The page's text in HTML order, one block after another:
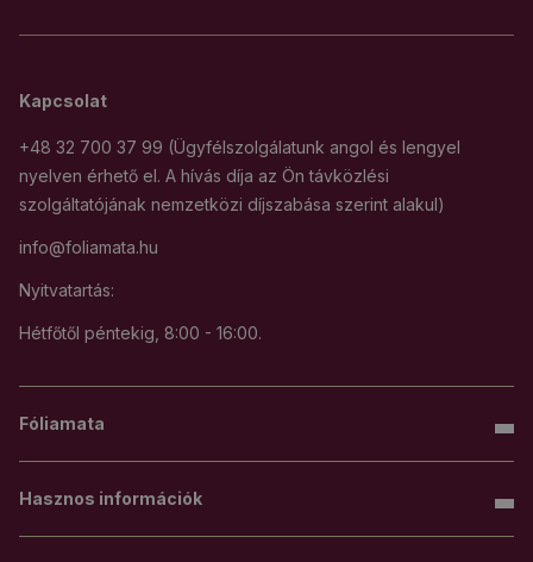
Kapcsolat
+48 32 700 37 99 (Ügyfélszolgálatunk angol és lengyel
nyelven érhető el. A hívás díja az Ön távközlési
szolgáltatójának nemzetközi díjszabása szerint alakul)
info@foliamata.hu
Nyitvatartás:
Hétfőtől péntekig, 8:00 - 16:00.
Fóliamata
Hasznos információk